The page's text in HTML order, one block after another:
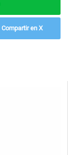
Compartir en X